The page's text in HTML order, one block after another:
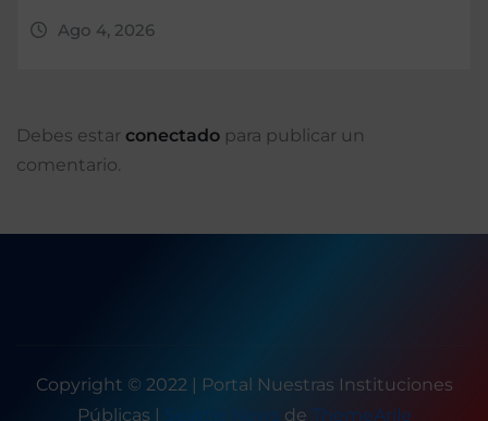
Ago 4, 2026
Debes estar conectado para publicar un
comentario.
Copyright © 2022 | Portal Nuestras Instituciones
Públicas
Seattle News de ThemeArile